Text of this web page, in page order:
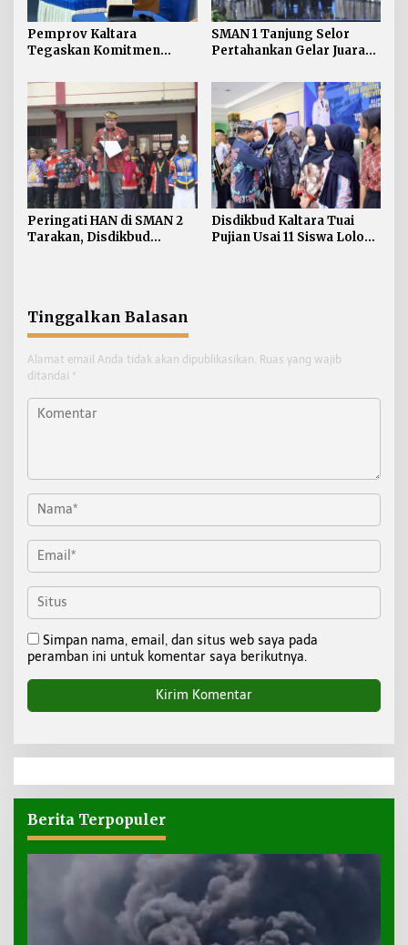
Pemprov Kaltara
Tegaskan Komitmen
Prasarana SLB Negeri
Nunukan Secara Bertahap
SMAN 1 Tanjung Selor
Pertahankan Gelar Juara
Tingkat Kaltara
Peringati HAN di SMAN 2
Tarakan, Disdikbud
Disdikbud Kaltara Tuai
Pujian Usai 11 Siswa Lolos
Tinggalkan Balasan
Alamat email Anda tidak akan dipublikasikan. Ruas yang wajib
ditandai *
Simpan nama, email, dan situs web saya pada
peramban ini untuk komentar saya berikutnya.
Berita Terpopuler